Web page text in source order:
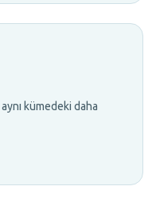
kümedeki daha